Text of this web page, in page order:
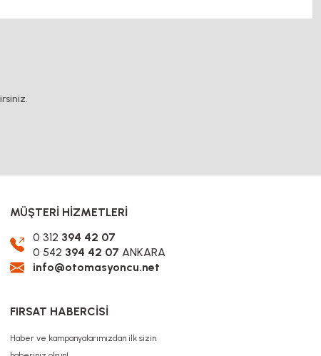
MÜŞTERİ HİZMETLERİ
0 312 394 42 07
0 542 394 42 07 ANKARA
info@otomasyoncu.net
FIRSAT HABERCİSİ
Haber ve kampanyalarımızdan ilk sizin